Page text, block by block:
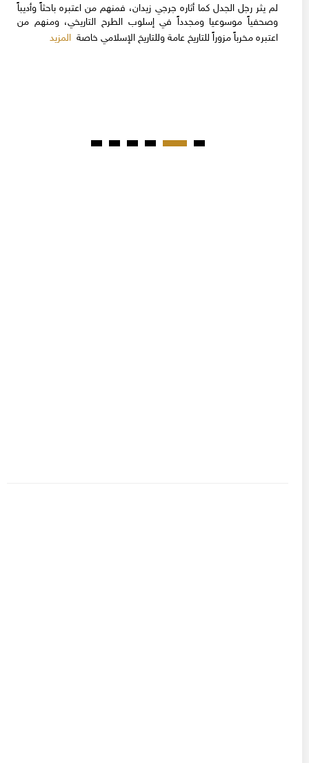
لم يثر رجل الجدل كما أثاره جرجي زيدان، فمنهم من اعتبره باحثاً وأديباً
وصحفياً موسوعيا ومجدداً في إسلوب الطرح التاريخي، ومنهم من
اعتبره مخرباً مزوراً للتاريخ عامة وللتاريخ الإسلامي خاصةالمزيد